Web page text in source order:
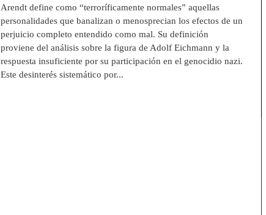
Arendt define como “terroríficamente normales” aquellas
personalidades que banalizan o menosprecian los efectos de un
perjuicio completo entendido como mal. Su definición
proviene del análisis sobre la figura de Adolf Eichmann y la
respuesta insuficiente por su participación en el genocidio nazi.
Este desinterés sistemático por...